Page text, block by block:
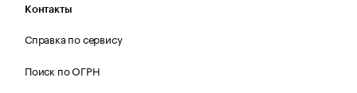
Контакты
Справка по сервису
Поиск по ОГРН